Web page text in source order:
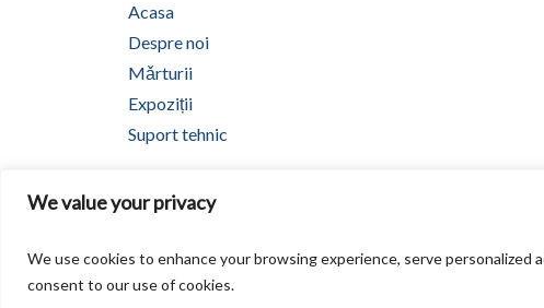
We value your privacy
We use cookies to enhance your browsing experience, serve personalized
consent to our use of cookies.
Acasa
Despre noi
Mǎrturii
Expoziții
Suport tehnic
Drepturi de autor2026